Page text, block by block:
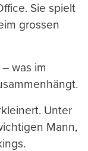
Sie spielt
grossen
was im
Unter
Mann,